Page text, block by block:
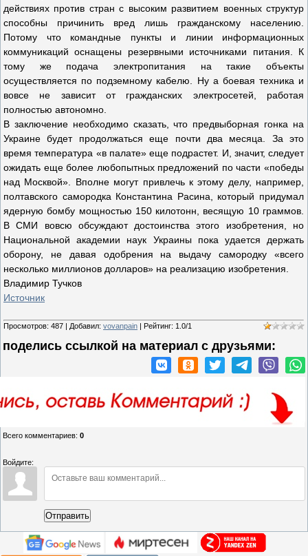
действиях против стран с высоким развитием военных структур
способны причинить вред лишь гражданскому населению.
Потому что командные пункты и линии информационных
коммуникаций оснащены резервными источниками питания. К
тому же подача электропитания на такие объекты
осуществляется по подземному кабелю. Ну а боевая техника и
вовсе не зависит от гражданских электросетей, работая
полностью автономно.
В заключение необходимо сказать, что предвыборная гонка на
Украине будет продолжаться еще почти два месяца. За это
время температура «в палате» еще подрастет. И, значит, следует
ожидать еще более любопытных предложений по части «победы
над Москвой». Вполне могут привлечь к этому делу, например,
полтавского самородка Константина Расина, который придумал
ядерную бомбу мощностью 150 килотонн, весящую 10 граммов.
В СМИ вовсю обсуждают достоинства этого изобретения, но
Национальной академии наук Украины пока удается держать
оборону, не давая одобрения на выдачу самородку «всего
несколько миллионов долларов» на реализацию изобретения.
Владимир Тучков
Источник
Просмотров: 487 | Добавил: vovanpain | Рейтинг: 1.0/1
поделись ссылкой на материал c друзьями:
Всего комментариев: 0
Войдите:
Отправить